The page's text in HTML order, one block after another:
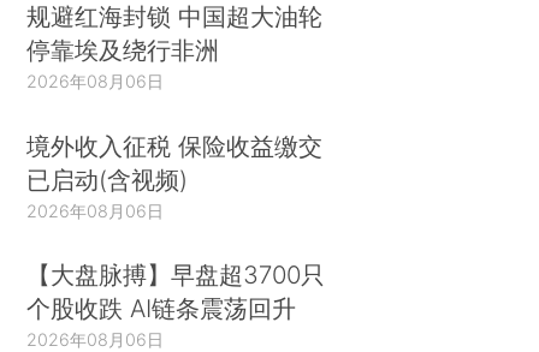
规避红海封锁 中国超大油轮
停靠埃及绕行非洲
2026年08月06日
境外收入征税 保险收益缴交
已启动(含视频)
2026年08月06日
【大盘脉搏】早盘超3700只
个股收跌 AI链条震荡回升
2026年08月06日